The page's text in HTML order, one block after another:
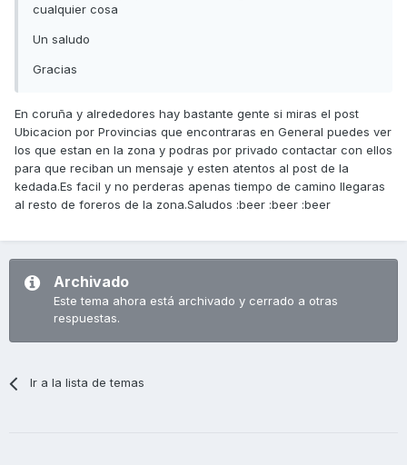
cualquier cosa
Un saludo
Gracias
En coruña y alrededores hay bastante gente si miras el post
Ubicacion por Provincias que encontraras en General puedes ver
los que estan en la zona y podras por privado contactar con ellos
para que reciban un mensaje y esten atentos al post de la
kedada.Es facil y no perderas apenas tiempo de camino llegaras
al resto de foreros de la zona.Saludos :beer :beer :beer
Archivado
Este tema ahora está archivado y cerrado a otras
respuestas.
Ir a la lista de temas